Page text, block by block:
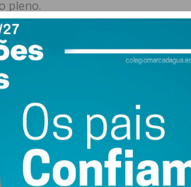
pleno.
em funcionamento estava
residuais de 56.000 habitantes e
o custo de 5 milhões de euros